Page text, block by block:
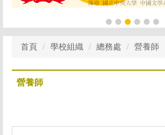
首頁 學校組織 總務處 營養師
營養師